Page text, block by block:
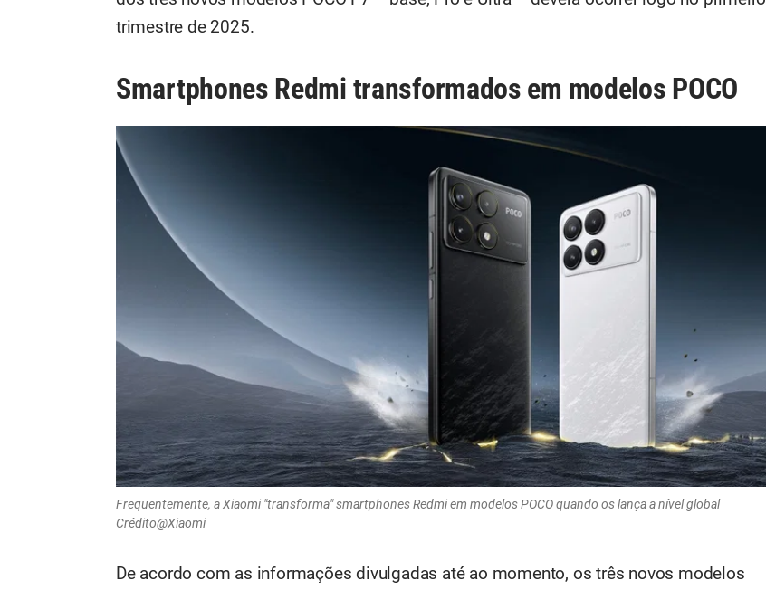
trimestre de 2025.
Smartphones Redmi transformados em modelos POCO
Frequentemente, a Xiaomi "transforma" smartphones Redmi em modelos POCO quando os lança a nível global
Crédito@Xiaomi
De acordo com as informações divulgadas até ao momento, os três novos modelos